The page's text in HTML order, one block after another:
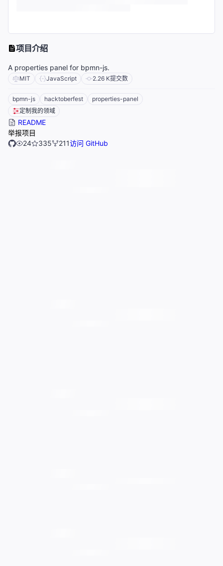
项目介绍
A properties panel for bpmn-js.
MIT JavaScript 2.26 K提交数
bpmn-js hacktoberfest
properties-panel
定制我的领域
README
举报项目
24
335 211访问 GitHub